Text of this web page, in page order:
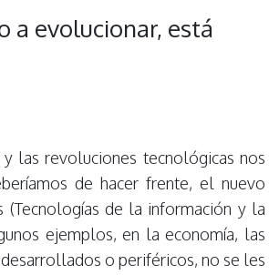
a evolucionar, está
las revoluciones tecnológicas nos
de hacer frente, el nuevo
de la información y la
ejemplos, en la economía, las
o periféricos, no se les